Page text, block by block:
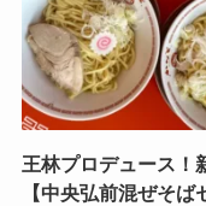
王林プロデュース！
【中央弘前混ぜそば